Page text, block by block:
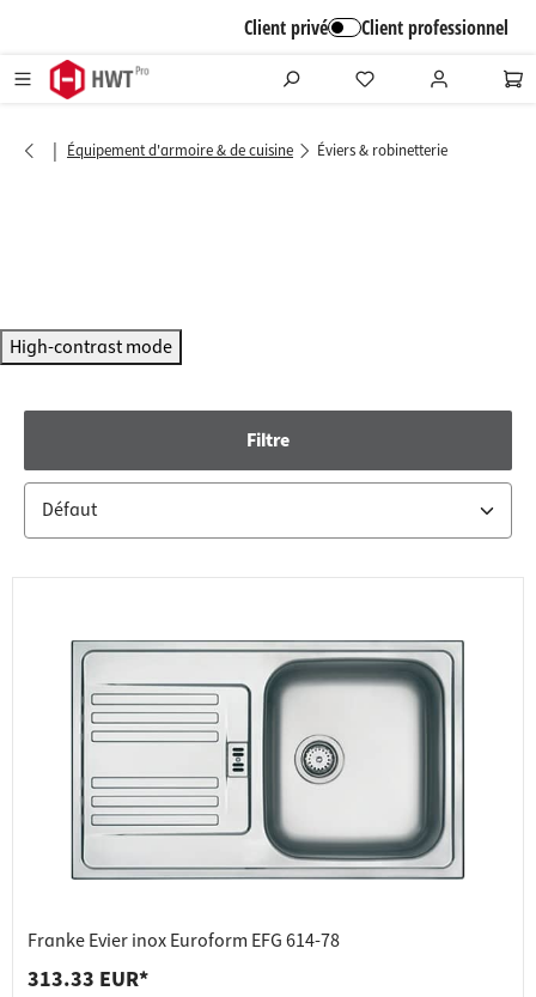
Client privé Client professionnel
| Équipement d'armoire & de cuisine Éviers & robinetterie
High-contrast mode
Filtre
Franke Evier inox Euroform EFG 614-78
313.33 EUR*